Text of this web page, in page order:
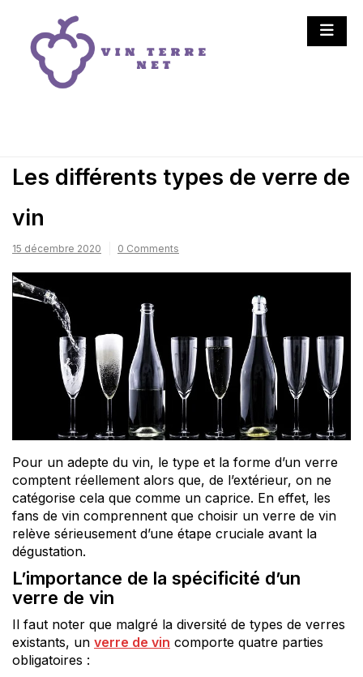
content
Les différents types de verre de
vin
15 décembre 2020 0 Comments
Pour un adepte du vin, le type et la forme d’un verre
comptent réellement alors que, de l’extérieur, on ne
catégorise cela que comme un caprice. En effet, les
fans de vin comprennent que choisir un verre de vin
relève sérieusement d’une étape cruciale avant la
dégustation.
L’importance de la spécificité d’un
verre de vin
Il faut noter que malgré la diversité de types de verres
existants, un verre de vin comporte quatre parties
obligatoires :